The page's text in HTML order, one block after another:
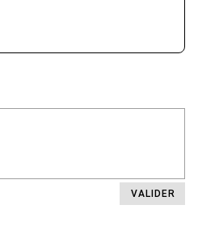
VALIDER